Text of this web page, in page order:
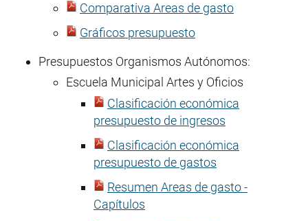
Comparativa Areas de gasto
Gráficos presupuesto
Presupuestos Organismos Autónomos:
Escuela Municipal Artes y Oficios
Clasificación económica
presupuesto de ingresos
Clasificación económica
presupuesto de gastos
Resumen Areas de gasto -
Capítulos